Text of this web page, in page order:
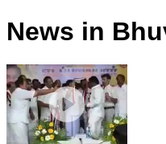
News in